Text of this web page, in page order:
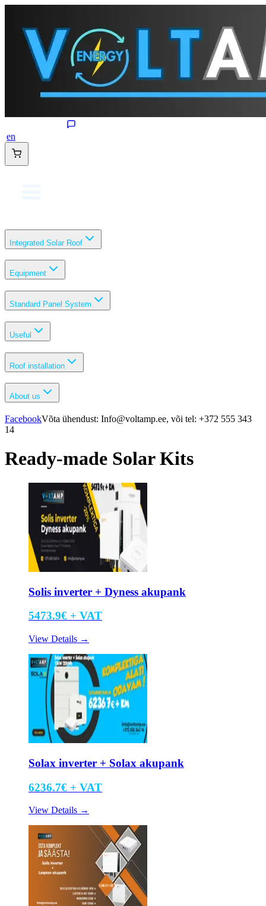
en
Integrated Solar Roof
Equipment
Standard Panel System
Useful
Roof installation
About us
FacebookVõta ühendust: Info@voltamp.ee, või tel: +372 555 343
14
Ready-made Solar Kits
Solis inverter + Dyness akupank
5473.9€ + VAT
View Details →
Solax inverter + Solax akupank
6236.7€ + VAT
View Details →